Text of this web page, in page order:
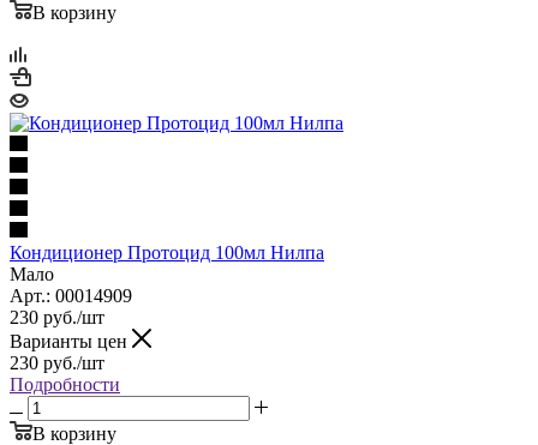
В корзину
Кондиционер Протоцид 100мл Нилпа
Мало
Арт.: 00014909
230 руб./шт
Варианты цен
230 руб./шт
Подробности
В корзину